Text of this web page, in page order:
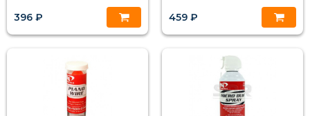
396 ₽
459 ₽